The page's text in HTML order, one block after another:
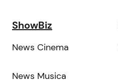
ShowBiz
News Cinema
News Musica